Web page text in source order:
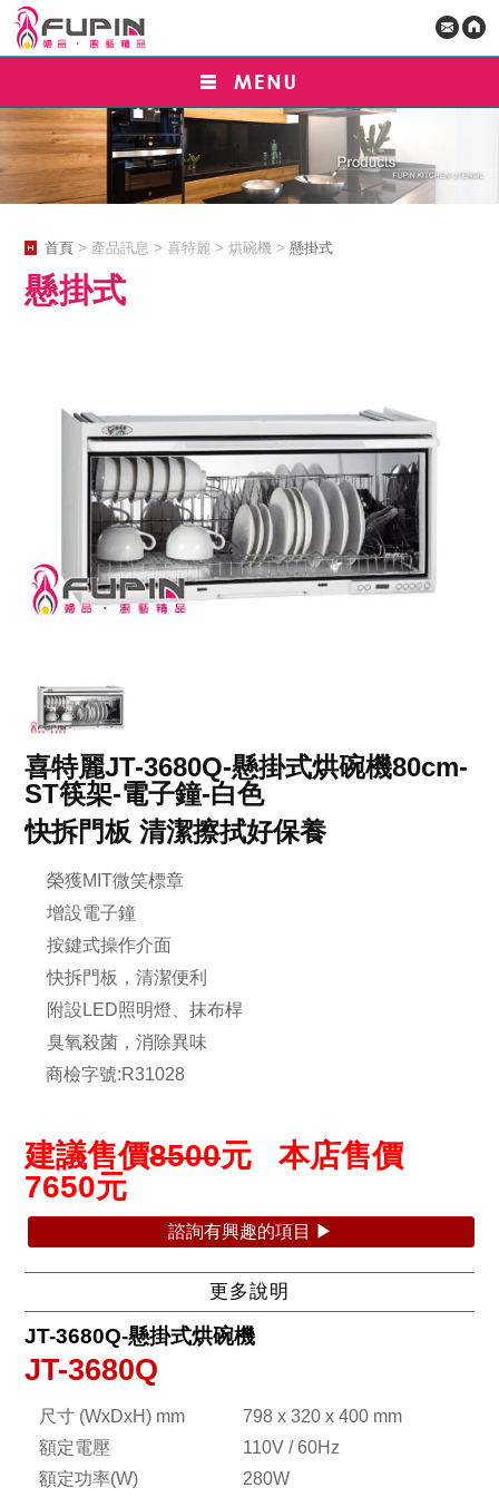
首頁 > 產品訊息 > 喜特麗 > 烘碗機 >懸掛式
懸掛式
喜特麗JT-3680Q-懸掛式烘碗機80cm-
ST筷架-電子鐘-白色
快拆門板 清潔擦拭好保養
榮獲MIT微笑標章
增設電子鐘
按鍵式操作介面
快拆門板，清潔便利
附設LED照明燈、抹布桿
臭氧殺菌，消除異味
商檢字號:R31028
建議售價8500元 本店售價
7650元
諮詢有興趣的項目 ▶
更多說明
JT-3680Q-懸掛式烘碗機
JT-3680Q
尺寸 (WxDxH) mm
798 x 320 x 400 mm
額定電壓
110V / 60Hz
額定功率(W)
280W